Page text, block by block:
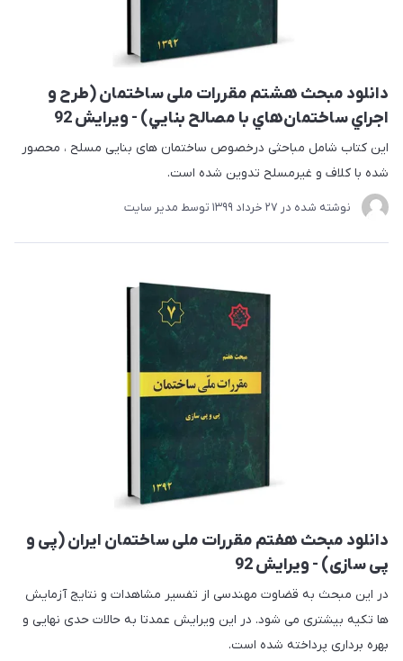
دانلود مبحث هشتم مقررات ملی ساختمان (طرح و
اجراي ساختمان‌هاي با مصالح بنايي) - ویرایش 92
این کتاب شامل مباحثی درخصوص ساختمان های بنایی مسلح ، محصور
شده با کلاف و غیرمسلح تدوین شده است.
نوشته شده در 27 خرداد 1399 توسط مدیر سایت
دانلود مبحث هفتم مقررات ملی ساختمان ایران (پی و
پی سازی) - ویرایش 92
در این مبحث به قضاوت مهندسی از تفسیر مشاهدات و نتایج آزمایش
ها تکیه بیشتری می شود. در این ویرایش عمدتا به حالات حدی نهایی و
بهره برداری پرداخته شده است.